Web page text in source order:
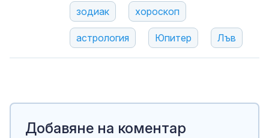
зодиак хороскоп
астрология Юпитер Лъв
Добавяне на коментар